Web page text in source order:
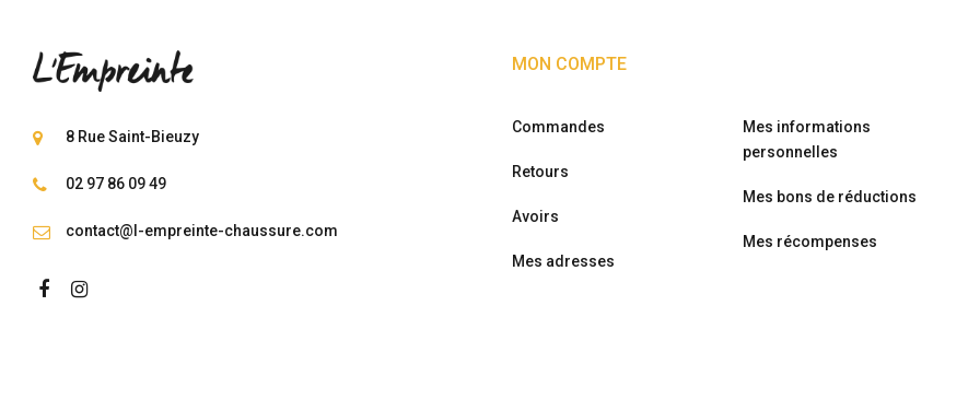
8 Rue Saint-Bieuzy
02 97 86 09 49
contact@l-empreinte-chaussure.com
MON COMPTE
Commandes
Retours
Avoirs
Mes adresses
Mes informations
personnelles
Mes bons de réductions
Mes récompenses